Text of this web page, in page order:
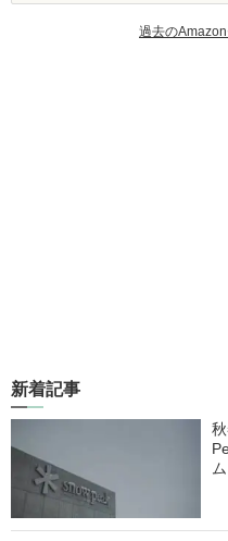
過去の
新着記事